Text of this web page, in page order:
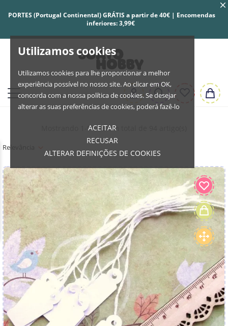
Utilizamos cookies
Utilizamos cookies para lhe proporcionar a melhor
experiência possível no nosso site. Ao clicar em OK,
concorda com a nossa política de cookies. Se desejar
alterar as suas preferências de cookies, poderá fazê-lo
ACEITAR
RECUSAR
ALTERAR DEFINIÇÕES DE COOKIES
PORTES (Portugal Continental) GRÁTIS a partir de 40€ | Encomendas
inferiores: 3,99€
Relevância
Mostrando 1-94 de um total de 94 artigo(s)